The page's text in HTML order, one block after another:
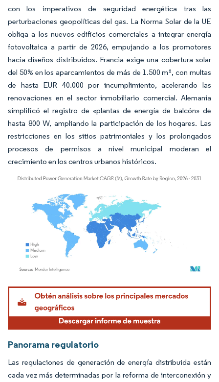
con los imperativos de seguridad energética tras las
perturbaciones geopolíticas del gas. La Norma Solar de la UE
obliga a los nuevos edificios comerciales a integrar energía
fotovoltaica a partir de 2026, empujando a los promotores
hacia diseños distribuidos. Francia exige una cobertura solar
del 50% en los aparcamientos de más de 1.500 m², con multas
de hasta EUR 40.000 por incumplimiento, acelerando las
renovaciones en el sector inmobiliario comercial. Alemania
simplificó el registro de «plantas de energía de balcón» de
hasta 800 W, ampliando la participación de los hogares. Las
restricciones en los sitios patrimoniales y los prolongados
procesos de permisos a nivel municipal moderan el
crecimiento en los centros urbanos históricos.
Imagen © Mordor Intelligence. El uso requiere atribución según CC BY 4.0.
Panorama regulatorio
Las regulaciones de generación de energía distribuida están
cada vez más determinadas por la reforma de interconexión y